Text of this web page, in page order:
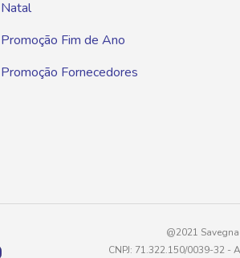
Natal
Promoção Fim de Ano
Promoção Fornecedores
@2021
CNPJ: 71.322.150/0039-32 -